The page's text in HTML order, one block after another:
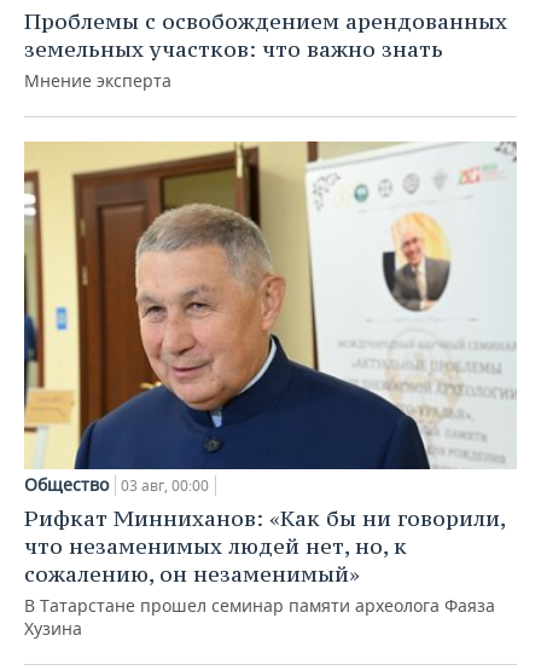
Проблемы с освобождением арендованных
земельных участков: что важно знать
Мнение эксперта
Общество 03 авг, 00:00
Рифкат Минниханов: «Как бы ни говорили,
что незаменимых людей нет, но, к
сожалению, он незаменимый»
В Татарстане прошел семинар памяти археолога Фаяза
Хузина